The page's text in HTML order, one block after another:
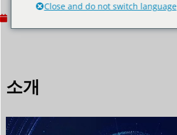
소개
Close and do not switch language